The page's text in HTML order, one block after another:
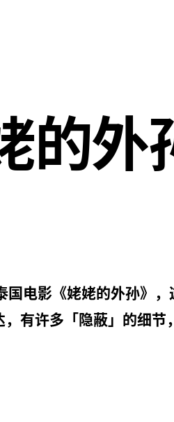
的外
国电影《姥姥的外孙》
，有许多「隐蔽」的细